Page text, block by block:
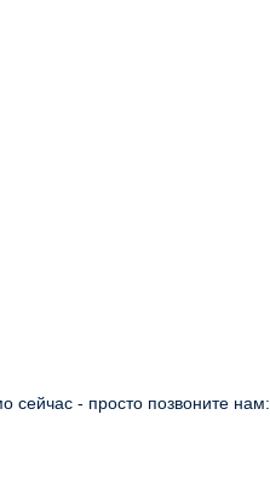
сейчас - просто позвоните нам: